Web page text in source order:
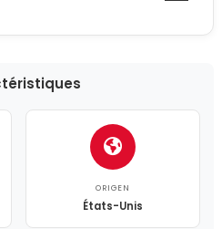
ORIGEN
États-Unis